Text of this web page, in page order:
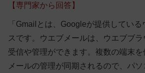
【専門家から回答】
「Gmailとは、Googleが提供してい
スです。ウエブメールは、ウエブブ
受信や管理ができます。複数の端末
メールの管理が同期されるので、パ